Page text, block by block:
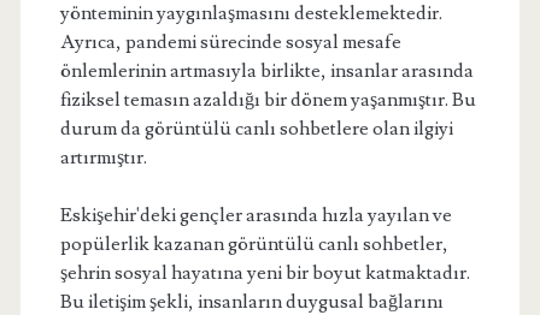
yönteminin yaygınlaşmasını desteklemektedir.
Ayrıca, pandemi sürecinde sosyal mesafe
önlemlerinin artmasıyla birlikte, insanlar arasında
fiziksel temasın azaldığı bir dönem yaşanmıştır. Bu
durum da görüntülü canlı sohbetlere olan ilgiyi
artırmıştır.
Eskişehir'deki gençler arasında hızla yayılan ve
popülerlik kazanan görüntülü canlı sohbetler,
şehrin sosyal hayatına yeni bir boyut katmaktadır.
Bu iletişim şekli, insanların duygusal bağlarını